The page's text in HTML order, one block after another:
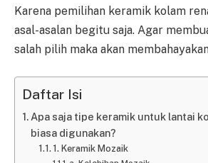
Karena pemilihan keramik kolam
asal-asalan begitu saja. Agar
salah pilih maka akan
Daftar Isi
Apa saja tipe keramik untuk lantai
biasa digunakan?
1. Keramik Mozaik